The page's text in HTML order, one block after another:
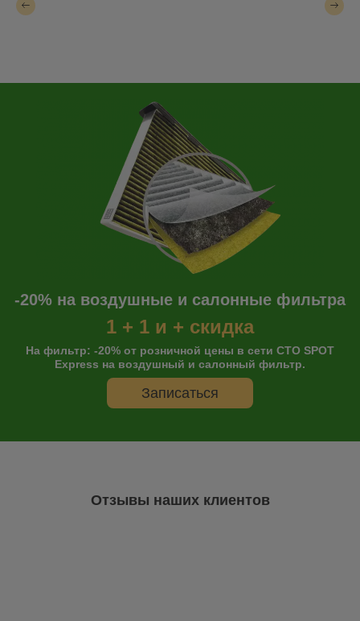
-20% на воздушные и салонные фильтра
1 + 1 и + скидка
На фильтр: -20% от розничной цены в сети СТО SPOT
Express на воздушный и салонный фильтр.
Записаться
Отзывы наших клиентов